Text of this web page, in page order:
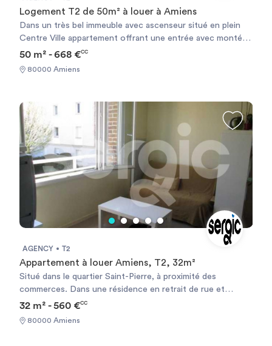
Logement T2 de 50m² à louer à Amiens
Dans un très bel immeuble avec ascenseur situé en plein
Centre Ville appartement offrant une entrée avec montée
d'escalier, un grand séjour avec poutres apparentes avec
son coin cuisine, une chambre, une salle d'eau, des
placards. Chauffage individuel électrique. Les informations
disponibles sur le site Géorisque :
https://www.georisques.gouv.fr
50 m² - 668 €CC
80000 Amiens
AGENCY T2
Appartement à louer Amiens, T2, 32m²
Situé dans le quartier Saint-Pierre, à proximité des
commerces. Dans une résidence en retrait de rue et
sécurisée, nous vous proposons à la location cet
sur son coin kitchenette, une chambre avec placard, une
32 m² - 560 €CC
80000 Amiens